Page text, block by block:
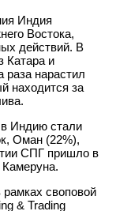
Индия
Востока,
действий. В
Катара и
нарастил
находится за
Индию стали
Оман (22%),
СПГ пришло в
Камеруна.
своповой
& Trading